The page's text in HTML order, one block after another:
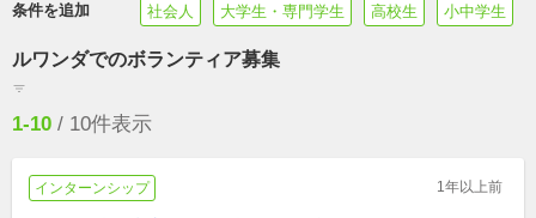
条件を追加 社会人 大学生・専門学生 高校生 小中学生
ルワンダでのボランティア募集
filter_list
1-10 / 10件表示
インターンシップ 1年以上前